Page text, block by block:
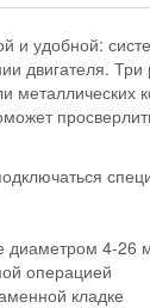
удобной:
двигателя.
диаметром 4-26
операцией
кладке